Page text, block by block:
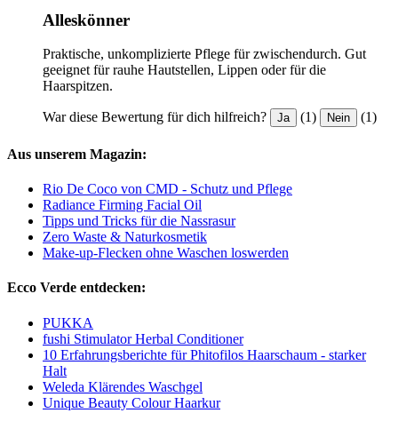
Alleskönner
Praktische, unkomplizierte Pflege für zwischendurch. Gut
geeignet für rauhe Hautstellen, Lippen oder für die
Haarspitzen.
War diese Bewertung für dich hilfreich? Ja (1) Nein (1)
Aus unserem Magazin:
Rio De Coco von CMD - Schutz und Pflege
Radiance Firming Facial Oil
Tipps und Tricks für die Nassrasur
Zero Waste & Naturkosmetik
Make-up-Flecken ohne Waschen loswerden
Ecco Verde entdecken:
PUKKA
fushi Stimulator Herbal Conditioner
10 Erfahrungsberichte für Phitofilos Haarschaum - starker
Halt
Weleda Klärendes Waschgel
Unique Beauty Colour Haarkur